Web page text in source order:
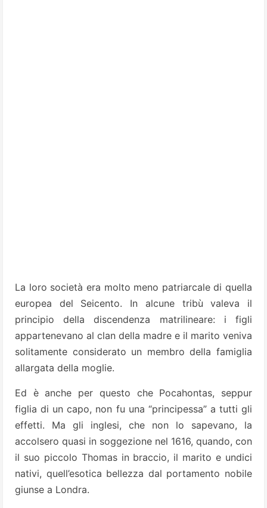
La loro società era molto meno patriarcale di quella
europea del Seicento. In alcune tribù valeva il
principio della discendenza matrilineare: i figli
appartenevano al clan della madre e il marito veniva
solitamente considerato un membro della famiglia
allargata della moglie.
Ed è anche per questo che Pocahontas, seppur
figlia di un capo, non fu una “principessa” a tutti gli
effetti. Ma gli inglesi, che non lo sapevano, la
accolsero quasi in soggezione nel 1616, quando, con
il suo piccolo Thomas in braccio, il marito e undici
nativi, quell’esotica bellezza dal portamento nobile
giunse a Londra.